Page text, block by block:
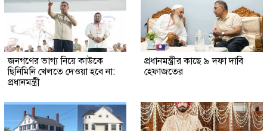
জনগণের ভাগ্য নিয়ে কাউকে
ছিনিমিনি খেলতে দেওয়া হবে না:
প্রধানমন্ত্রী
প্রধানমন্ত্রীর কাছে ৯ দফা দাবি
হেফাজতের